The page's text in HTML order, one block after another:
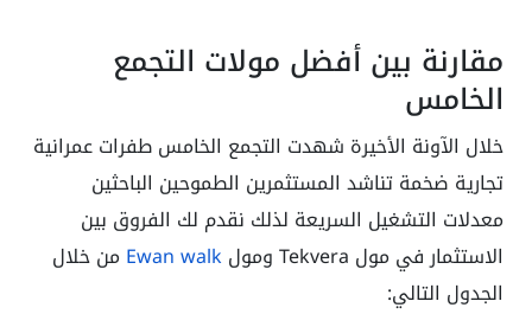
مقارنة بين أفضل مولات التجمع
الخامس
خلال الآونة الأخيرة شهدت التجمع الخامس طفرات عمرانية
تجارية ضخمة تناشد المستثمرين الطموحين الباحثين
معدلات التشغيل السريعة لذلك نقدم لك الفروق بين
الاستثمار في مول Tekvera ومول
Ewan walk من خلال
الجدول التالي: